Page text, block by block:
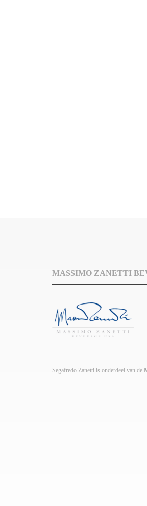
MASSIMO ZANETTI
Segafredo Zanetti is onderdeel van de